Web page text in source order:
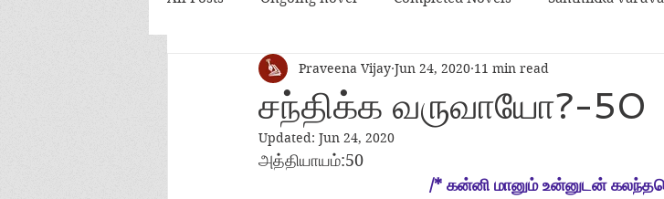
அன்பே நீ இன்றி கண்மணி... என் கண்ணின் மணி
சந்திக்க வருவாயோ?-50
Praveena Vijay Jun 24, 2020 11 min read
Updated: Jun 24, 2020
அத்தியாயம்:50
/* கன்னி மானும் உன்னுடன்